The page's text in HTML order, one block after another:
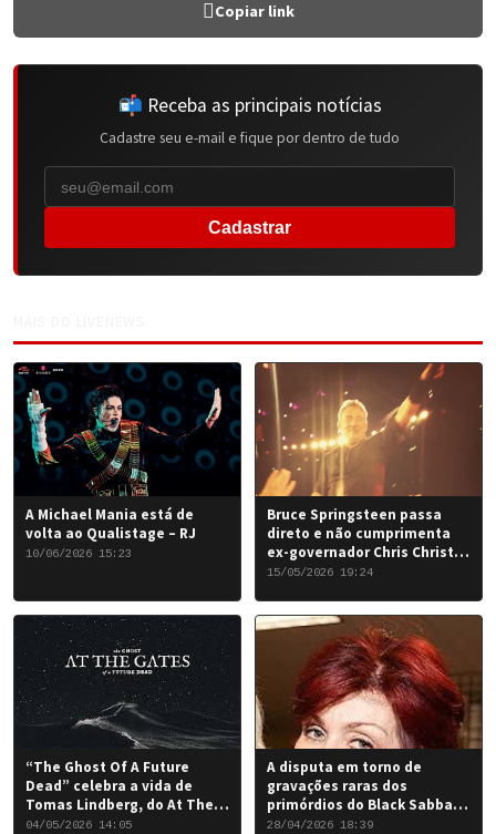
Copiar link
📬 Receba as principais notícias
Cadastre seu e-mail e fique por dentro de tudo
Cadastrar
A Michael Mania está de
volta ao Qualistage – RJ
10/06/2026 15:23
Bruce Springsteen passa
direto e não cumprimenta
ex-governador Chris Christie
em Nova York
15/05/2026 19:24
“The Ghost Of A Future
Dead” celebra a vida de
Tomas Lindberg, do At The
Gates
04/05/2026 14:05
A disputa em torno de
gravações raras dos
primórdios do Black Sabbath
chegou a um desfecho
28/04/2026 18:39